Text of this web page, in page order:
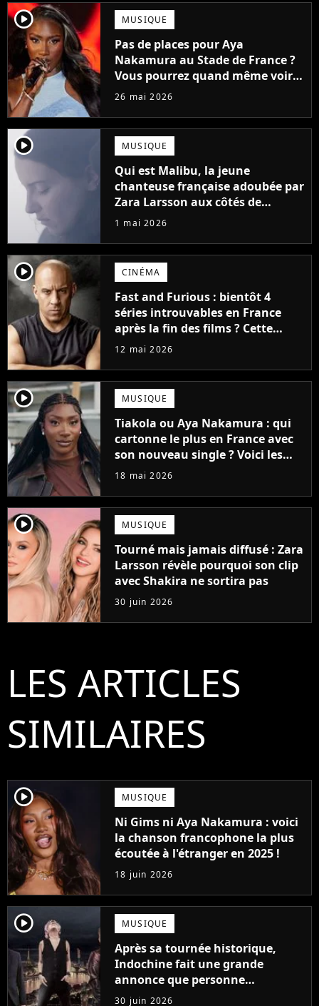
player2 MUSIQUE
Pas de places pour Aya
Nakamura au Stade de France ?
Vous pourrez quand même voir
son concert gratuitement !
26 mai 2026
player2 MUSIQUE
Qui est Malibu, la jeune
chanteuse française adoubée par
Zara Larsson aux côtés de
Shakira ou Tyla ?
1 mai 2026
player2 CINÉMA
Fast and Furious : bientôt 4
séries introuvables en France
après la fin des films ? Cette
annonce de Vin Diesel interroge
12 mai 2026
player2 MUSIQUE
Tiakola ou Aya Nakamura : qui
cartonne le plus en France avec
son nouveau single ? Voici les
charts !
18 mai 2026
player2 MUSIQUE
Tourné mais jamais diffusé : Zara
Larsson révèle pourquoi son clip
avec Shakira ne sortira pas
30 juin 2026
LES ARTICLES
SIMILAIRES
player2 MUSIQUE
Ni Gims ni Aya Nakamura : voici
la chanson francophone la plus
écoutée à l'étranger en 2025 !
18 juin 2026
player2 MUSIQUE
Après sa tournée historique,
Indochine fait une grande
annonce que personne
n'attendait
30 juin 2026